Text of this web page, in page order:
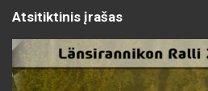
Atsitiktinis įrašas